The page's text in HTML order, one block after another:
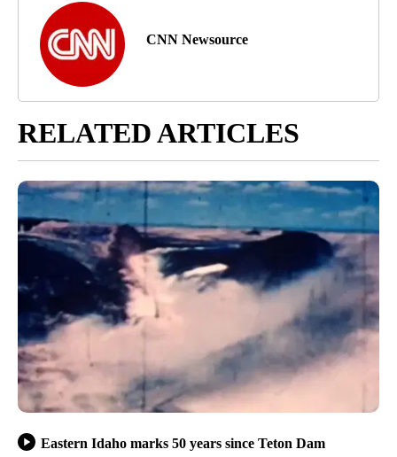
CNN Newsource
RELATED ARTICLES
Eastern Idaho marks 50 years since Teton Dam